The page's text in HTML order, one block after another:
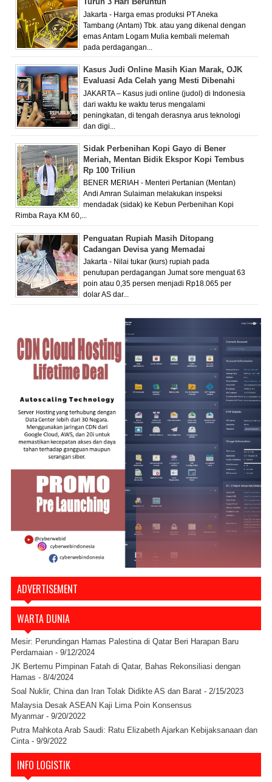
Jakarta - Harga emas produksi PT Aneka
Tambang (Antam) Tbk. atau yang dikenal dengan
emas Antam Logam Mulia kembali melemah
pada perdagangan...
Kasus Judi Online Masih Kian Marak, OJK
Evaluasi Ada Celah yang Mesti Dibenahi
JAKARTA – Kasus judi online (judol) di Indonesia
dari waktu ke waktu terus mengalami
peningkatan, di tengah derasnya arus teknologi
dan digi...
Sidak Perbenihan Kopi Gayo di Bener
Meriah, Mentan Bidik Ekspor Kopi Tembus
Rp 100 Triliun
BENER MERIAH - Menteri Pertanian (Mentan)
Andi Amran Sulaiman melakukan inspeksi
mendadak (sidak) ke Kebun Perbenihan Kopi
Rimba Raya KM 60,...
Penguatan Rupiah Masih Ditopang
Cadangan Devisa yang Memadai
Jakarta - Nilai tukar (kurs) rupiah pada
penutupan perdagangan Jumat sore menguat 63
poin atau 0,35 persen menjadi Rp18.065 per
dolar AS dar...
ADVERTISEMENT
WARTA DUNIA
Mesir: Perundingan Hamas Palestina di Qatar Beri Harapan Baru
Perdamaian - 9/12/2024
JK Bertemu Pimpinan Fatah di Qatar, Bahas Rekonsiliasi dengan
Hamas - 8/4/2024
Soal Nuklir, China dan Iran Tolak Didikte AS dan Barat - 2/15/2023
Malaysia Desak ASEAN Kaji Lima Poin Konsensus
Myanmar - 9/20/2022
Putra Mahkota Arab Saudi: Ratu Elizabeth Ajarkan Kebijaksanaan dan
Cinta- 9/9/2022
INFO LOGISTIK